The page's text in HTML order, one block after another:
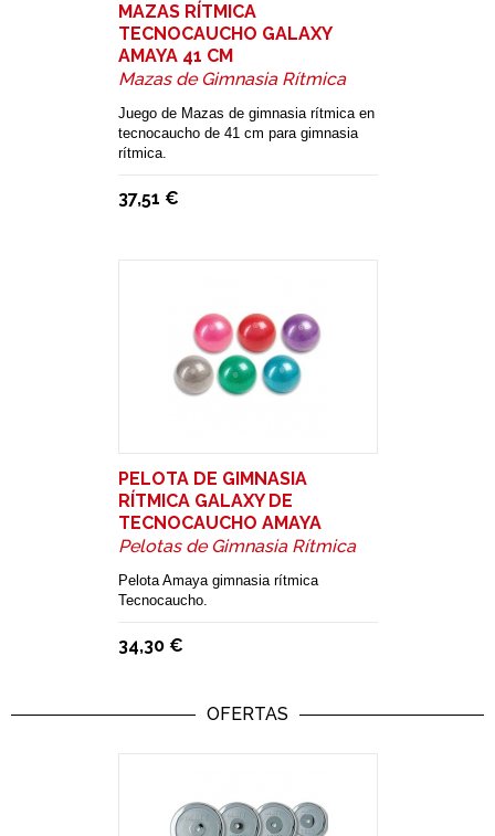
MAZAS RÍTMICA
TECNOCAUCHO GALAXY
AMAYA 41 CM
Mazas de Gimnasia Rítmica
Juego de Mazas de gimnasia rítmica en
tecnocaucho de 41 cm para gimnasia
rítmica.
37,51 €
PELOTA DE GIMNASIA
RÍTMICA GALAXY DE
TECNOCAUCHO AMAYA
Pelotas de Gimnasia Rítmica
Pelota Amaya gimnasia rítmica
Tecnocaucho.
34,30 €
OFERTAS